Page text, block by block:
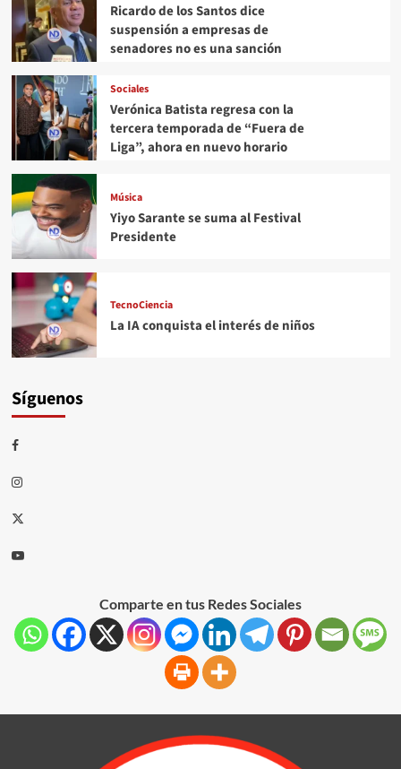
Ricardo de los Santos dice
suspensión a empresas de
senadores no es una sanción
Sociales
Verónica Batista regresa con la
tercera temporada de “Fuera de
Liga”, ahora en nuevo horario
Música
Yiyo Sarante se suma al Festival
Presidente
TecnoCiencia
La IA conquista el interés de niños
Síguenos
Comparte en tus Redes Sociales